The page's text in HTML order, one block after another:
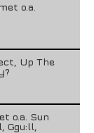
o.a.
Up The
o.a. Sun
Ggu:ll,